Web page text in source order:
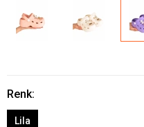
Renk:
Lila